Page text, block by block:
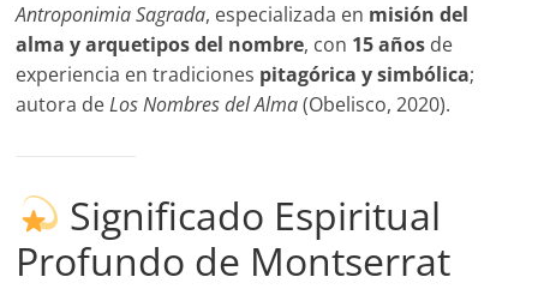
Antroponimia Sagrada, especializada en misión del
alma y arquetipos del nombre, con 15 años de
experiencia en tradiciones pitagórica y simbólica;
autora deLos Nombres del Alma(Obelisco, 2020).
Significado Espiritual
Profundo de Montserrat